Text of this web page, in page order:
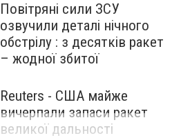
Повітряні сили ЗСУ
озвучили деталі нічного
обстрілу : з десятків ракет
– жодної збитої
Reuters - США майже
вичерпали запаси ракет
великої дальності